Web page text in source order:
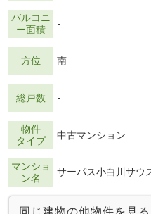
バルコニ
ー面積
-
方位 南
総戸数 -
物件
タイプ
中古マンション
マンショ
ン名
サーパス小白川サウ
同じ建物の他物件を見る